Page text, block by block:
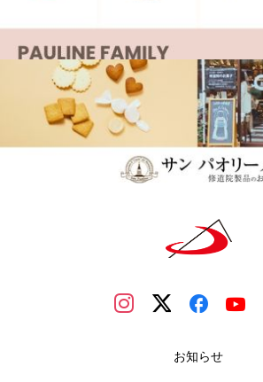
お知らせ